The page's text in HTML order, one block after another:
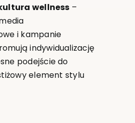
wellness –
i kampanie
indywidualizację
podejście do
element stylu